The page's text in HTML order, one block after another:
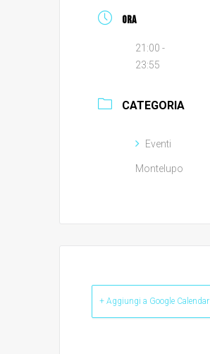
ORA
21:00 -
23:55
CATEGORIA
Eventi
Montelupo
+ Aggiungi a Google Calendar